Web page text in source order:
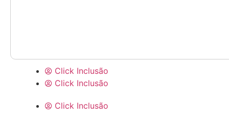
Click Inclusão
Click Inclusão
Click Inclusão